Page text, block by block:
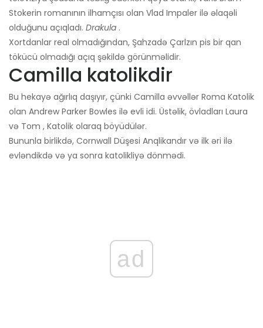
Stokerin romanının ilhamçısı olan Vlad Impaler ilə əlaqəli
olduğunu açıqladı. Drakula .
Xortdanlar real olmadığından, Şahzadə Çarlzın pis bir qan
tökücü olmadığı açıq şəkildə görünməlidir.
Camilla katolikdir
Bu hekayə ağırlıq daşıyır, çünki Camilla əvvəllər Roma Katolik
olan Andrew Parker Bowles ilə evli idi. Üstəlik, övladları Laura
və Tom , Katolik olaraq böyüdülər.
Bununla birlikdə, Cornwall Düşesi Anqlikandır və ilk əri ilə
evləndikdə və ya sonra katolikliyə dönmədi.
ad